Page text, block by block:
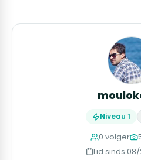
Niveau 1
0 volger
Lid sinds 08/